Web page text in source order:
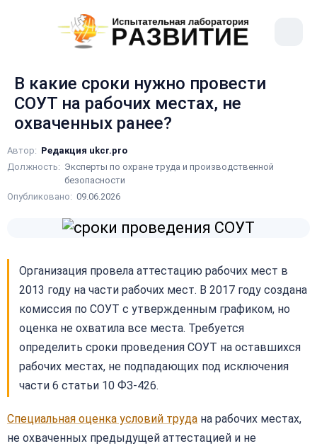
В какие сроки нужно провести
СОУТ на рабочих местах, не
охваченных ранее?
Автор: Редакция ukcr.pro
Должность: Эксперты по охране труда и производственной
безопасности
Опубликовано: 09.06.2026
Организация провела аттестацию рабочих мест в
2013 году на части рабочих мест. В 2017 году создана
комиссия по СОУТ с утвержденным графиком, но
оценка не охватила все места. Требуется
определить сроки проведения СОУТ на оставшихся
рабочих местах, не подпадающих под исключения
части 6 статьи 10 ФЗ-426.
Специальная оценка условий труда на рабочих местах,
не охваченных предыдущей аттестацией и не